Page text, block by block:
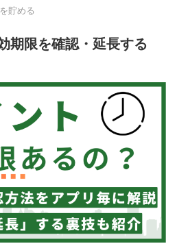
貯める
期限を確認・延長する